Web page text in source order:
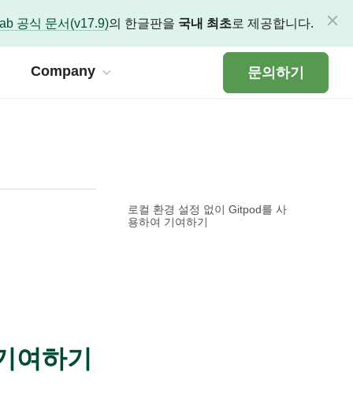
공식 문서(v17.9)의 한글판을 국내 최초로 제공합니다.
문 엔지니어의 플랫폼 케어와 관리
글판
Company 문의하기
여하기
로컬 환경 설정 없이 Gitpod를 사
용하여 기여하기